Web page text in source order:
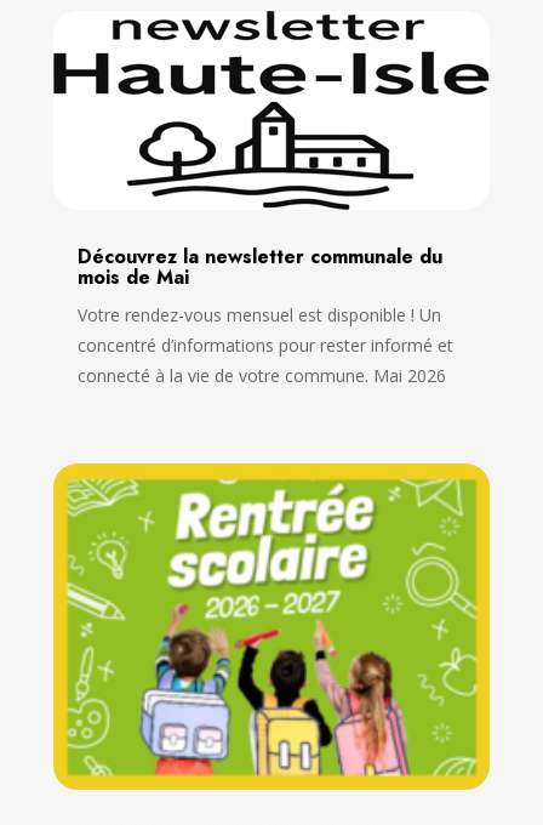
Découvrez la newsletter communale du
mois de Mai
Votre rendez-vous mensuel est disponible ! Un
concentré d’informations pour rester informé et
connecté à la vie de votre commune. Mai 2026